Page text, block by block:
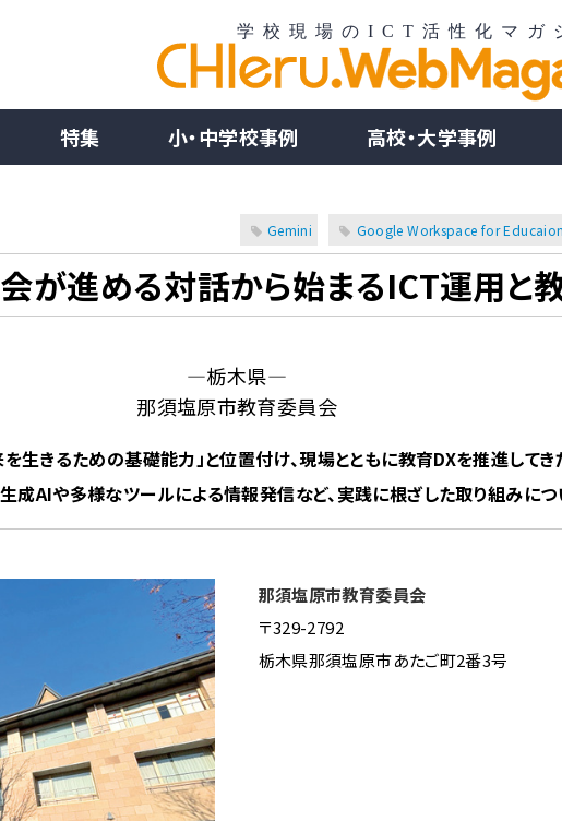
特集 小・中学校事例 高校・大学事例
Gemini Google Workspace for Educaion
が進める対話から始まるICT運用と
―栃木県―
那須塩原市教育委員会
生きるための基礎能力」と位置付け、現場とともに教育DXを推進して
成AIや多様なツールによる情報発信など、実践に根ざした取り組みにつ
那須塩原市教育委員会
〒329-2792
栃木県那須塩原市あたご町2番3号